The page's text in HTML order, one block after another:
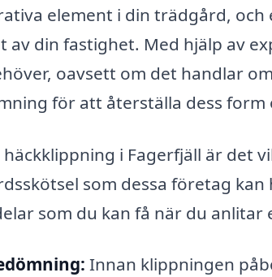
element i din trädgård,
av din fastighet. Med hjälp av
oavsett om det handlar
för att återställa dess form
i Fagerfjäll är det
som dessa företag
som du kan få när du anlitar
Innan klippningen